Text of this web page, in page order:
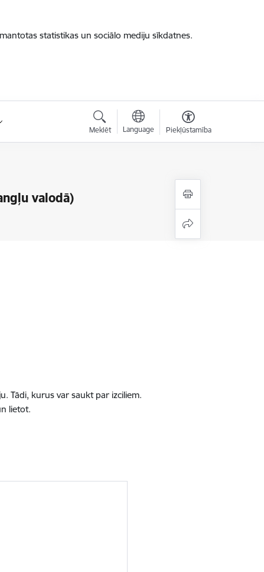
statistikas un sociālo mediju sīkdatnes.
Meklēt Language Piekļūstamība
valodā)
Tādi, kurus var saukt par izciliem.
lietot.